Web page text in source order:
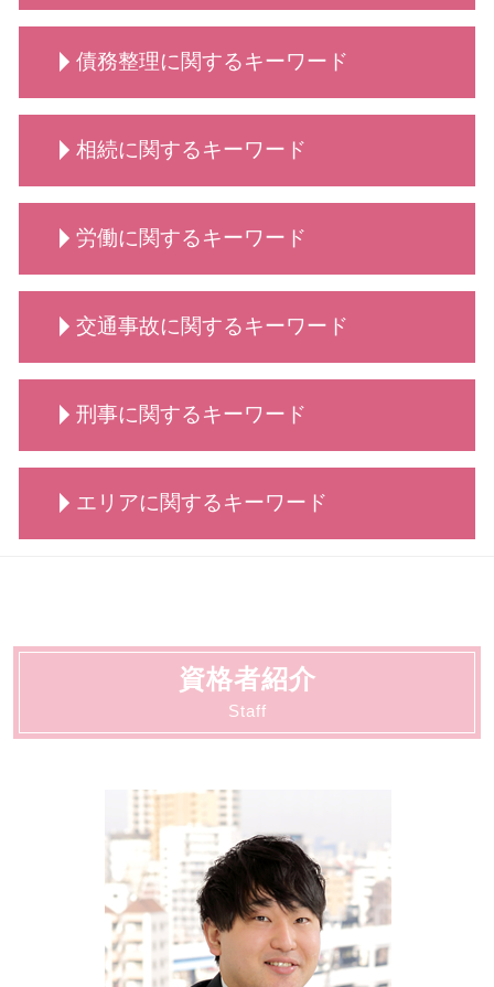
顧問 事業主
顧問弁護士 デメリット
保護者クレーム 理不尽
動物病院向け各種サービス 相談
動物病院側・獣医師側 法律相談
リーガルチェック 弁護士
契約書 書き方
弁護士 契約交渉 契約書作成
秘密保持契約 nda
業務委託契約書 作り方
弁護士 契約書サポート
法人破産 費用がない
破産 倒産 違い
法人破産 できない
手続き 法人破産
法人破産 原因
法人破産とは
法人破産 登記
弁護士 法人破産
法人破産 代表者
離婚 相談 タイミング
慰謝料請求 依頼 弁護士
男女問題 相談 タイミング
男女問題 弁護士 相談
養育費 平均
親権 監護権
慰謝料請求 離婚
養育費 いつまで
離婚 話し合い できない
慰謝料請求 男女問題
養育費 公正証書
養育費 年収
債務整理に関するキーワード
債務整理 個人
自己破産 費用
債務整理 どこに相談
債務整理 できない
債務整理 おすすめ
自己破産 クレジットカード
自己破産 賃貸
債務整理とは 個人
自己破産 方法
債務整理 どうなる
自己破産 できる条件
自己破産手続き 流れ
債務整理 デメリット
相続に関するキーワード
相続 分配
相続 弁護士
相続 どこまで
相続 手続き
相続 代理人
相続 争い
相続 代償金
相続 依頼
相続 調停 流れ
相続 調査
労働に関するキーワード
労働 法律
労働 法律事務所
労働 賃金
労働 仲裁
労働 弁護士
労働問題
交通事故に関するキーワード
交通事故 示談交渉 弁護士
交通事故 請求できること
弁護士 相談 交通事故
交通事故 治療費 過失割合
交通事故 弁護士 メリット
交通事故 罰金
交通事故 慰謝料 相場
刑事に関するキーワード
刑事事件 着手金
刑事事件 流れ
刑事事件 示談
刑事事件 とは
刑事事件 判決 閲覧
刑事事件 流れ 示談
刑事事件 陳述書
刑事事件 種類
刑事事件 不起訴 民事
刑事事件 不起訴
エリアに関するキーワード
離婚・男女問題 大田区
労働 大田区
契約書サポート 川崎市
法人破産 川崎市
債務整理 大田区
動物病院向け各種サービス 川崎市
相続 大田区
動物病院向け各種サービス 大田区
交通事故 大田区
資格者紹介
Staff